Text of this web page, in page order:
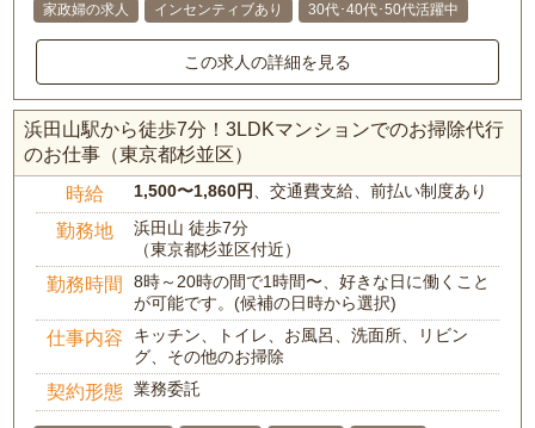
家政婦の求人
インセンティブあり 30代･40代･50代活躍中
この求人の詳細を見る
浜田山駅から徒歩7分！3LDKマンションでのお掃除代行
のお仕事（東京都杉並区）
時給 1,500〜1,860円 、交通費支給、前払い制度あり
勤務地
浜田山 徒歩7分
（東京都杉並区付近）
勤務時間
8時～20時の間で1時間〜、好きな日に働くこと
が可能です。(候補の日時から選択)
仕事内容
キッチン、トイレ、お風呂、洗面所、リビン
グ、その他のお掃除
契約形態 業務委託